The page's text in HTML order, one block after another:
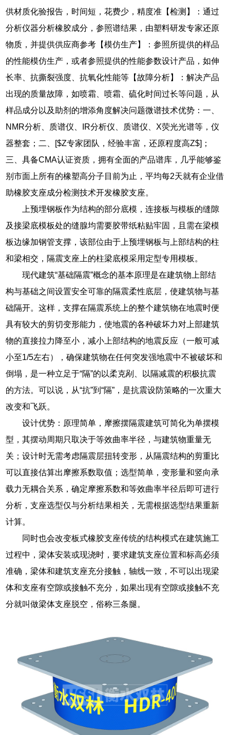
供材质化验报告，时间短，花费少，精度准【检测】：通过
分析仪器分析橡胶成分，参照谱结果，由塑料研发专家还原
物质，并提供供应商参考【模仿生产】：参照所提供的样品
的性能模仿生产，或者参照提供的性能参数设计产品，如伸
长率、抗撕裂强度、抗氧化性能等【故障分析】：解决产品
出现的质量故障，如喷霜、喷霜、硫化时间过长等问题，从
样品成分以及助剂的增添角度解决问题微谱技术优势：一、
NMR分析、质谱仪、IR分析仪、质谱仪、X荧光光谱等，仪
器整套；二、[$Z专家团队，经验丰富，还原程度高Z$]；
三、具备CMA认证资质，拥有全面的产品谱库，几乎能够鉴
别市面上所有的橡塑高分子目前为止，平均每2天就有企业借
助橡胶支座成分检测技术开发橡胶支座。
上预埋钢板作为结构的部分底模，连接板与模板的缝隙
及接梁底模板处的缝腺均需要胶带纸粘贴牢固，且需在梁模
板边缘加钢管支撑，该部位由于上预埋钢板与上部结构的柱
和梁相交，隔震支座上的柱梁底模采用定型专用模板。
现代建筑“基础隔震”概念的基本原理是在建筑物上部结
构与基础之间设置安全可靠的隔震柔性底层，使建筑物与基
础隔开。这样，支撑在隔震系统上的整个建筑物在地震时便
具有较大的剪切变形能力，使地震的各种破坏力对上部建筑
物的直接拉力降至小，减小上部结构的地震反应（一般可减
小至1/5左右），确保建筑物在任何突发强地震中不被破坏和
倒塌，是一种立足于“隔”的以柔克剐、以隔减震的积极抗震
的方法。可以说，从“抗”到“隔”，是抗震设防策略的一次重大
改变和飞跃。
设计优势：原理简单，摩擦摆隔震建筑可简化为单摆模
型，其摆动周期只取决于等效曲率半径，与建筑物重量无
关；设计时无需考虑隔震层扭转变形，从隔震结构的剪重比
可以直接估算出摩擦系数取值；选型简单，变形量和竖向承
载力无耦合关系，确定摩擦系数和等效曲率半径后即可进行
分析，支座选型仅与分析结果相关，无需根据选型结果重新
计算。
同时也会改变板式橡胶支座传统的结构模式在建筑施工
过程中，梁体安装或现浇时，要求建筑支座位置和标高必须
准确，梁体和建筑支座充分接触，轴线一致，不可以出现梁
体和支座有空隙或接触不充分，如果出现有空隙或接触不充
分就叫做梁体支座脱空，俗称三条腿。